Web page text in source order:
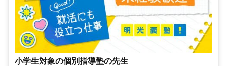
小学生対象の個別指導塾の先生